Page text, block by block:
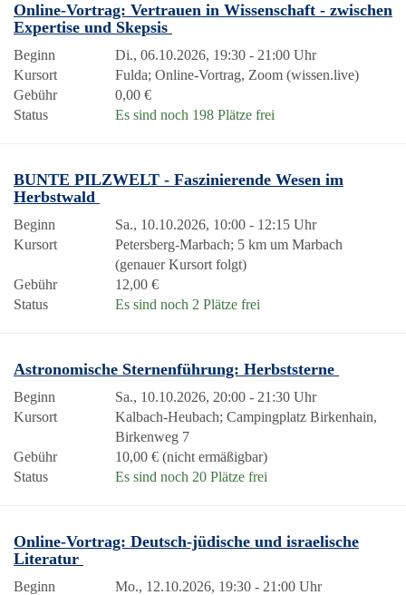
Online-Vortrag: Vertrauen in Wissenschaft - zwischen
Expertise und Skepsis
Beginn
Di., 06.10.2026, 19:30 - 21:00 Uhr
Kursort
Fulda; Online-Vortrag, Zoom (wissen.live)
Gebühr
0,00 €
Status
Es sind noch 198 Plätze frei
BUNTE PILZWELT - Faszinierende Wesen im
Herbstwald
Beginn
Sa., 10.10.2026, 10:00 - 12:15 Uhr
Kursort
Petersberg-Marbach; 5 km um Marbach
(genauer Kursort folgt)
Gebühr
12,00 €
Status
Es sind noch 2 Plätze frei
Astronomische Sternenführung: Herbststerne
Beginn
Sa., 10.10.2026, 20:00 - 21:30 Uhr
Kursort
Kalbach-Heubach; Campingplatz Birkenhain,
Birkenweg 7
Gebühr
10,00 € (nicht ermäßigbar)
Status
Es sind noch 20 Plätze frei
Online-Vortrag: Deutsch-jüdische und israelische
Literatur
Beginn
Mo., 12.10.2026, 19:30 - 21:00 Uhr